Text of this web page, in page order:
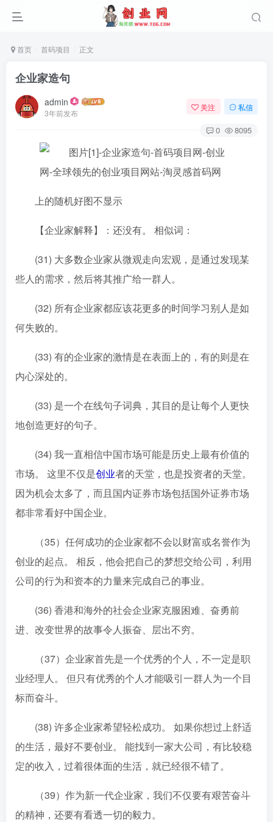
首页 首码项目 正文
企业家造句
admin
3年前发布
关注 私信
0 8095
上的随机好图不显示
【企业家解释】：还没有。 相似词：
(31) 大多数企业家从微观走向宏观，是通过发现某
些人的需求，然后将其推广给一群人。
(32) 所有企业家都应该花更多的时间学习别人是如
何失败的。
(33) 有的企业家的激情是在表面上的，有的则是在
内心深处的。
(33) 是一个在线句子词典，其目的是让每个人更快
地创造更好的句子。
(34) 我一直相信中国市场可能是历史上最有价值的
市场。 这里不仅是创业者的天堂，也是投资者的天堂。
因为机会太多了，而且国内证券市场包括国外证券市场
都非常看好中国企业。
（35）任何成功的企业家都不会以财富或名誉作为
创业的起点。 相反，他会把自己的梦想交给公司，利用
公司的行为和资本的力量来完成自己的事业。
(36) 香港和海外的社会企业家克服困难、奋勇前
进、改变世界的故事令人振奋、层出不穷。
（37）企业家首先是一个优秀的个人，不一定是职
业经理人。 但只有优秀的个人才能吸引一群人为一个目
标而奋斗。
(38) 许多企业家希望轻松成功。 如果你想过上舒适
的生活，最好不要创业。 能找到一家大公司，有比较稳
定的收入，过着很体面的生活，就已经很不错了。
（39）作为新一代企业家，我们不仅要有艰苦奋斗
的精神，还要有看透一切的毅力。